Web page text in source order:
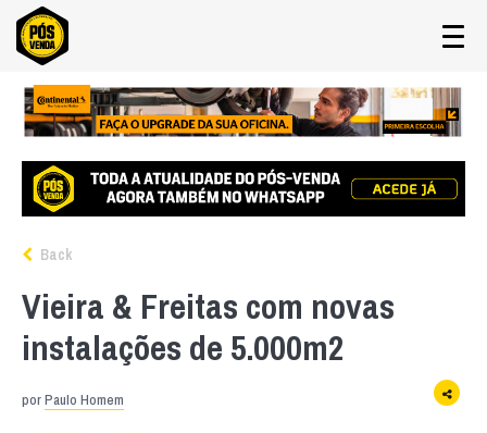
Back
Vieira & Freitas com novas
instalações de 5.000m2
porPaulo Homem